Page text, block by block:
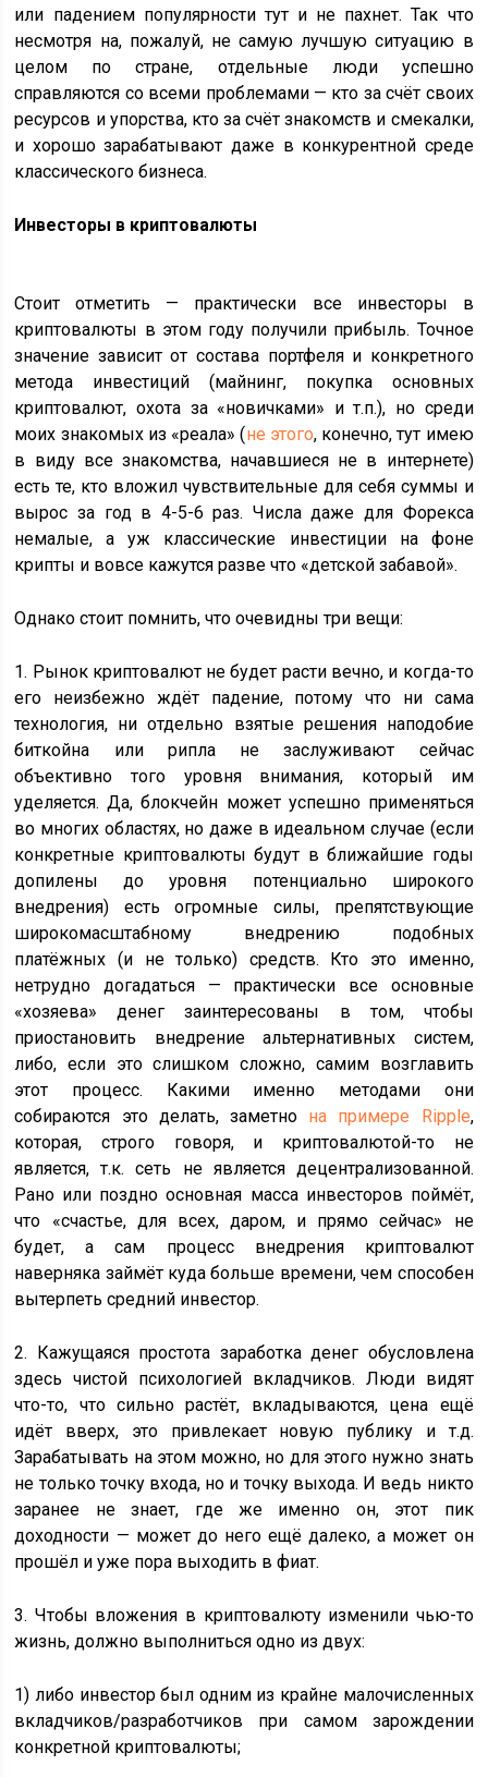
или падением популярности тут и не пахнет. Так что
несмотря на, пожалуй, не самую лучшую ситуацию в
целом по стране, отдельные люди успешно
справляются со всеми проблемами — кто за счёт своих
ресурсов и упорства, кто за счёт знакомств и смекалки,
и хорошо зарабатывают даже в конкурентной среде
классического бизнеса.
Инвесторы в криптовалюты
Стоит отметить — практически все инвесторы в
криптовалюты в этом году получили прибыль. Точное
значение зависит от состава портфеля и конкретного
метода инвестиций (майнинг, покупка основных
криптовалют, охота за «новичками» и т.п.), но среди
моих знакомых из «реала» (не этого, конечно, тут имею
в виду все знакомства, начавшиеся не в интернете)
есть те, кто вложил чувствительные для себя суммы и
вырос за год в 4-5-6 раз. Числа даже для Форекса
немалые, а уж классические инвестиции на фоне
крипты и вовсе кажутся разве что «детской забавой».
Однако стоит помнить, что очевидны три вещи:
1. Рынок криптовалют не будет расти вечно, и когда-то
его неизбежно ждёт падение, потому что ни сама
технология, ни отдельно взятые решения наподобие
биткойна или рипла не заслуживают сейчас
объективно того уровня внимания, который им
уделяется. Да, блокчейн может успешно применяться
во многих областях, но даже в идеальном случае (если
конкретные криптовалюты будут в ближайшие годы
допилены до уровня потенциально широкого
внедрения) есть огромные силы, препятствующие
широкомасштабному внедрению подобных
платёжных (и не только) средств. Кто это именно,
нетрудно догадаться — практически все основные
«хозяева» денег заинтересованы в том, чтобы
приостановить внедрение альтернативных систем,
либо, если это слишком сложно, самим возглавить
этот процесс. Какими именно методами они
собираются это делать, заметно на примере Ripple,
которая, строго говоря, и криптовалютой-то не
является, т.к. сеть не является децентрализованной.
Рано или поздно основная масса инвесторов поймёт,
что «счастье, для всех, даром, и прямо сейчас» не
будет, а сам процесс внедрения криптовалют
наверняка займёт куда больше времени, чем способен
вытерпеть средний инвестор.
2. Кажущаяся простота заработка денег обусловлена
здесь чистой психологией вкладчиков. Люди видят
что-то, что сильно растёт, вкладываются, цена ещё
идёт вверх, это привлекает новую публику и т.д.
Зарабатывать на этом можно, но для этого нужно знать
не только точку входа, но и точку выхода. И ведь никто
заранее не знает, где же именно он, этот пик
доходности — может до него ещё далеко, а может он
прошёл и уже пора выходить в фиат.
3. Чтобы вложения в криптовалюту изменили чью-то
жизнь, должно выполниться одно из двух:
1) либо инвестор был одним из крайне малочисленных
вкладчиков/разработчиков при самом зарождении
конкретной криптовалюты;